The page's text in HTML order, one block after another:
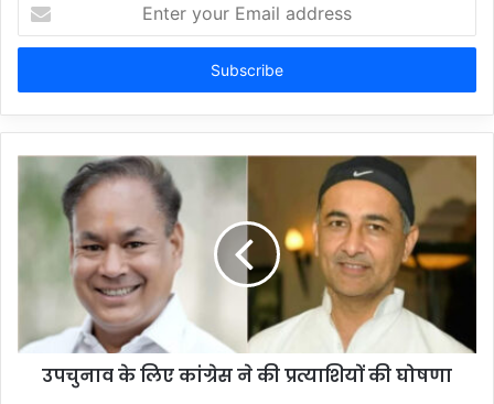
your
Email
उपचुनाव के लिए कांग्रेस ने की प्रत्याशियों की घोषणा